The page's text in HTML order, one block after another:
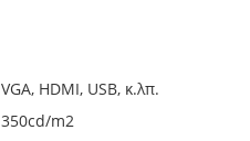
VGA, HDMI, USB, κ.λπ.
350cd/m2